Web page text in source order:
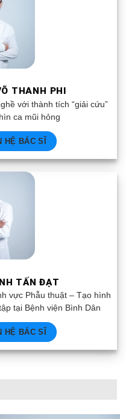
THANH PHI
với thành tích “giải cứu”
ca mũi hỏng
HỆ BÁC SĨ
TẤN ĐẠT
vực Phẫu thuật – Tạo hình
tại Bệnh viện Bình Dân
HỆ BÁC SĨ